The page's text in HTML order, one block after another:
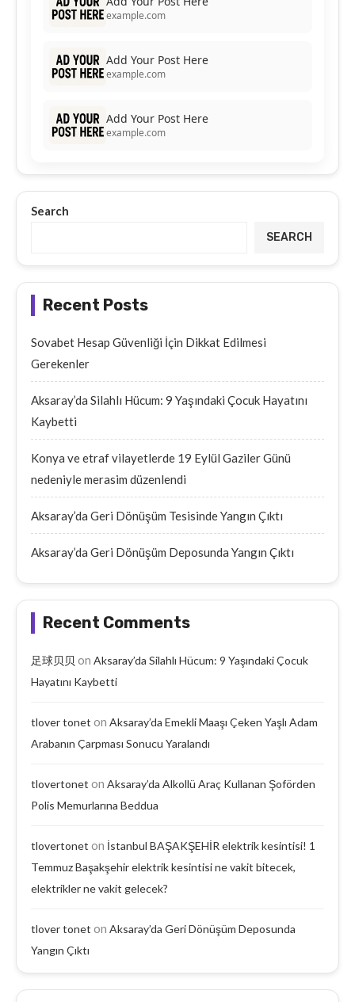
example.com
Add Your Post Here
example.com
Add Your Post Here
example.com
Search
SEARCH
Recent Posts
Sovabet Hesap Güvenliği İçin Dikkat Edilmesi
Gerekenler
Aksaray’da Silahlı Hücum: 9 Yaşındaki Çocuk Hayatını
Kaybetti
Konya ve etraf vilayetlerde 19 Eylül Gaziler Günü
nedeniyle merasim düzenlendi
Aksaray’da Geri Dönüşüm Tesisinde Yangın Çıktı
Aksaray’da Geri Dönüşüm Deposunda Yangın Çıktı
Recent Comments
足球贝贝 on Aksaray’da Silahlı Hücum: 9 Yaşındaki Çocuk
Hayatını Kaybetti
tlover tonet on Aksaray’da Emekli Maaşı Çeken Yaşlı Adam
Arabanın Çarpması Sonucu Yaralandı
tlovertonet on Aksaray’da Alkollü Araç Kullanan Şoförden
Polis Memurlarına Beddua
tlovertonet on İstanbul BAŞAKŞEHİR elektrik kesintisi! 1
Temmuz Başakşehir elektrik kesintisi ne vakit bitecek,
elektrikler ne vakit gelecek?
tlover tonet on Aksaray’da Geri Dönüşüm Deposunda
Yangın Çıktı